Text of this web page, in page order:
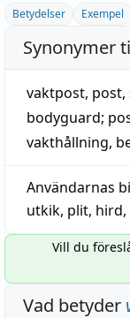
Betydelser Exempel
Synonymer
vaktpost, post,
bodyguard;
vakthållning,
Användarnas
utkik, plit, hird,
Vill du
Vad betyder